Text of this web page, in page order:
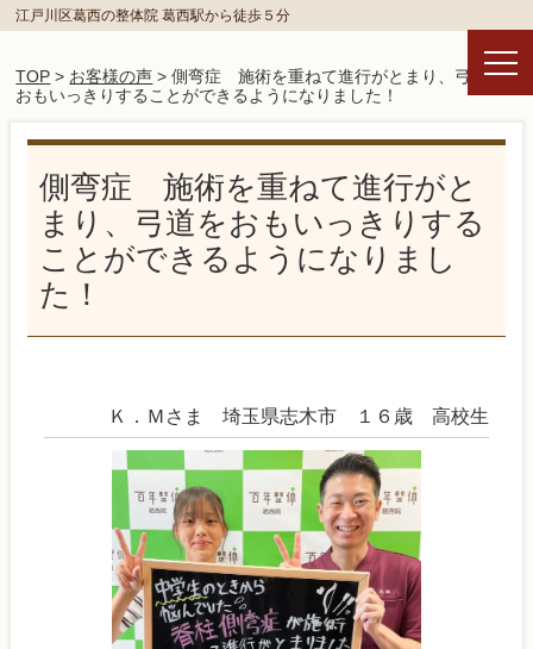
江戸川区葛西の整体院 葛西駅から徒歩５分
TOP > お客様の声 > 側弯症 施術を重ねて進行がとまり、弓道を
おもいっきりすることができるようになりました！
側弯症 施術を重ねて進行がと
まり、弓道をおもいっきりする
ことができるようになりまし
た！
Ｋ．Ｍさま 埼玉県志木市 １６歳 高校生